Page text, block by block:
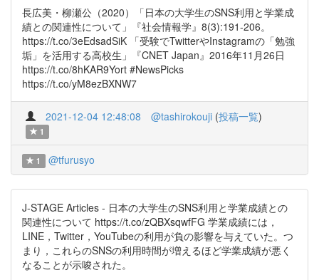
長広美・柳瀬公（2020）「日本の大学生のSNS利用と学業成
績との関連性について」『社会情報学』8(3):191-206。
https://t.co/3eEdsadSiK 「受験でTwitterやInstagramの「勉強
垢」を活用する高校生」『CNET Japan』2016年11月26日
https://t.co/8hKAR9Yort #NewsPicks
https://t.co/yM8ezBXNW7
2021-12-04 12:48:08 @tashirokouji (投稿一覧)
1
1 @tfurusyo
J-STAGE Articles - 日本の大学生のSNS利用と学業成績との
関連性について https://t.co/zQBXsqwfFG 学業成績には，
LINE，Twitter，YouTubeの利用が負の影響を与えていた。つ
まり，これらのSNSの利用時間が増えるほど学業成績が悪く
なることが示唆された。